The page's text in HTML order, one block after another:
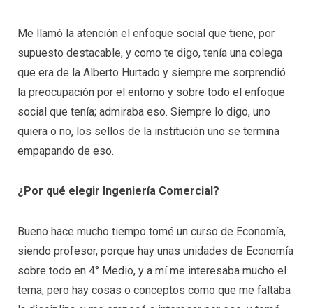
Me llamó la atención el enfoque social que tiene, por
supuesto destacable, y como te digo, tenía una colega
que era de la Alberto Hurtado y siempre me sorprendió
la preocupación por el entorno y sobre todo el enfoque
social que tenía; admiraba eso. Siempre lo digo, uno
quiera o no, los sellos de la institución uno se termina
empapando de eso.
¿Por qué elegir Ingeniería Comercial?
Bueno hace mucho tiempo tomé un curso de Economía,
siendo profesor, porque hay unas unidades de Economía
sobre todo en 4° Medio, y a mí me interesaba mucho el
tema, pero hay cosas o conceptos como que me faltaba